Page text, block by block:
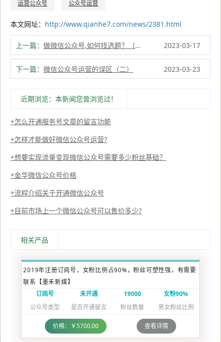
运营公众号 公众号运营
本文网址： http://www.qianhe7.com/news/2381.html
上一篇： 做微信公众号,如何找选题？（二） 2023-03-17
下一篇： 微信公众号运营的误区（二） 2023-03-23
近期浏览：本新闻您曾浏览过！
怎么开通服务号文章的留言功能
怎样才能做好微信公众号运营?
想要实现流量变现微信公众号需要多少粉丝基础？
金华微信公众号价格
流程介绍关于开通微信公众号
目前市场上一个微信公众号可以售价多少?
相关产品
2019年注册订阅号，女粉比例占90%，粉丝可塑性强，有需要
联系【墨禾新媒】
订阅号
公众号类型
未开通
是否开通留言
19000
粉丝数量
女粉90%
男女粉丝比例
价格：￥5700.00 查看详情